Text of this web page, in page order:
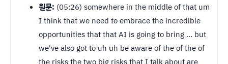
원문: (05:26) somewhere in the middle of that um
I think that we need to embrace the incredible
opportunities that that AI is going to bring ... but
we've also got to uh uh be aware of the of the of
the risks the two big risks that I talk about are